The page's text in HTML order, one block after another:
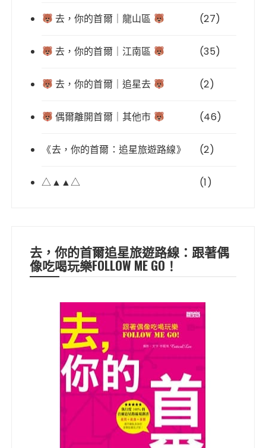
去，你的首爾｜龍山區 (27)
去，你的首爾｜江南區 (35)
去，你的首爾｜追星去 (2)
偶爾離開首爾｜其他市 (46)
《去，你的首爾：追星旅遊路線》 (2)
△▲▲△ (1)
去，你的首爾追星旅遊路線：跟著偶
像吃喝玩樂FOLLOW ME GO！